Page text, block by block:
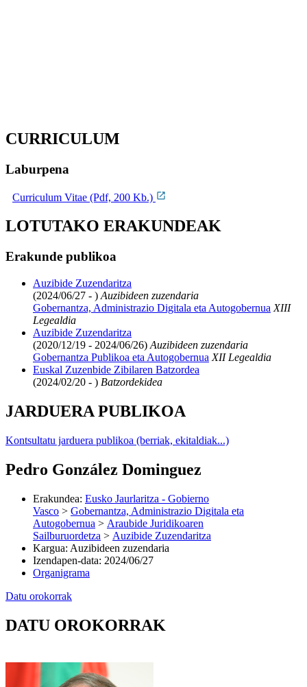
CURRICULUM
Laburpena
Curriculum Vitae (Pdf, 200 Kb.)
LOTUTAKO ERAKUNDEAK
Erakunde publikoa
Auzibide Zuzendaritza
(2024/06/27 - ) Auzibideen zuzendaria
Gobernantza, Administrazio Digitala eta Autogobernua XIII
Legealdia
Auzibide Zuzendaritza
(2020/12/19 - 2024/06/26) Auzibideen zuzendaria
Gobernantza Publikoa eta Autogobernua XII Legealdia
Euskal Zuzenbide Zibilaren Batzordea
(2024/02/20 - ) Batzordekidea
JARDUERA PUBLIKOA
Kontsultatu jarduera publikoa (berriak, ekitaldiak...)
Pedro González Dominguez
Erakundea: Eusko Jaurlaritza - Gobierno
Vasco > Gobernantza, Administrazio Digitala eta
Autogobernua > Araubide Juridikoaren
Sailburuordetza > Auzibide Zuzendaritza
Kargua: Auzibideen zuzendaria
Izendapen-data: 2024/06/27
Organigrama
Datu orokorrak
DATU OROKORRAK